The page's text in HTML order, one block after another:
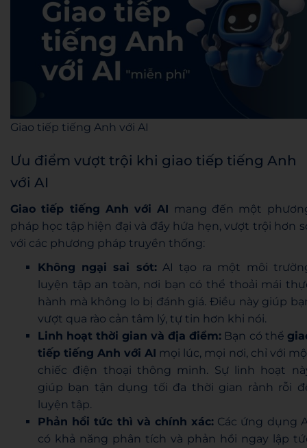
Giao tiếp tiếng Anh với AI
Ưu điểm vượt trội khi giao tiếp tiếng Anh
với AI
Giao tiếp tiếng Anh với AI mang đến một
pháp học tập hiện đại và đầy hứa hẹn, vượt trội hơn
với các phương pháp truyền thống:
Không ngại sai sót:AI tạo ra một môi
luyện tập an toàn, nơi bạn có thể thoải mái
hành mà không lo bị đánh giá. Điều này giúp
vượt qua rào cản tâm lý, tự tin hơn khi nói.
Linh hoạt thời gian và địa điểm: Bạn có thể
tiếp tiếng Anh với AI mọi lúc, mọi nơi, chỉ với
chiếc điện thoại thông minh. Sự linh hoạt
giúp bạn tận dụng tối đa thời gian rảnh rỗi
luyện tập.
Phản hồi tức thì và chính xác: Các ứng dụng
có khả năng phân tích và phản hồi ngay lập